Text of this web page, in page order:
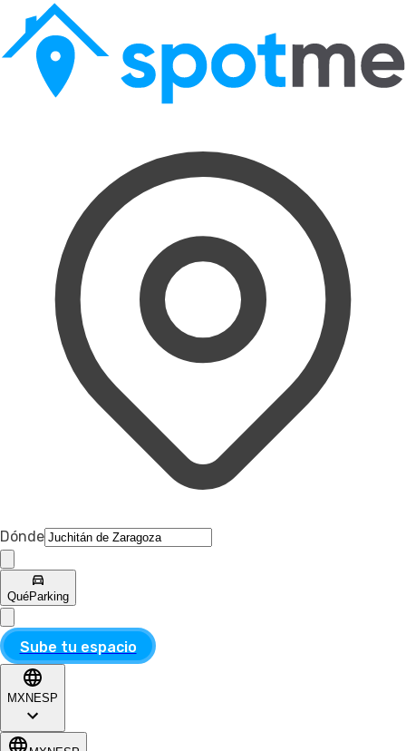
Dónde
QuéParking
Sube tu espacio
MXN ESP